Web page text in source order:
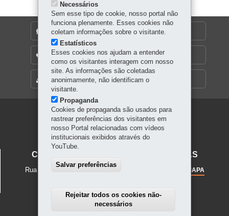
Penas/SECC
MAPA DO SITE
DENUNCIE CORRUPÇÃO
OUVIDORIA
Navegação
principal
CENTRO JUVENIL DE ARTES PLÁSTICAS
Rua Mateus Leme, 56- 80.510-190 MAPA
Necessários
Sem esse tipo de cookie, nosso portal não
funciona plenamente. Esses cookies não
coletam informações sobre o visitante.
Estatísticos
Esses cookies nos ajudam a entender
como os visitantes interagem com nosso
site. As informações são coletadas
anonimamente, não identificam o
visitante.
Propaganda
Cookies de propaganda são usados para
rastrear preferências dos visitantes em
nosso Portal relacionadas com vídeos
institucionais exibidos através do
YouTube.
Salvar preferências
Rejeitar todos os cookies não-
necessários